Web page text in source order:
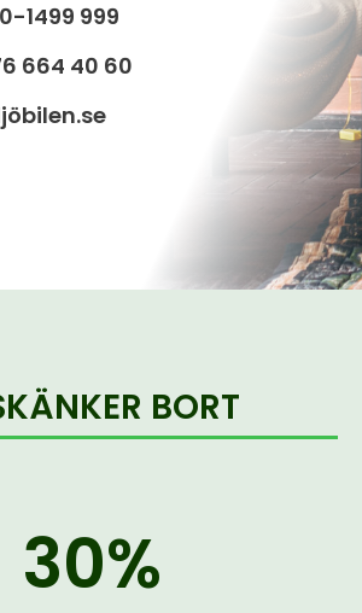
1499 999
664 40 60
BORT
30%